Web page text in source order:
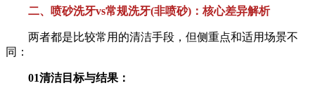
二、喷砂洗牙vs常规洗牙(非喷砂)：核心差异解析
两者都是比较常用的清洁手段，但侧重点和适用场景不
同：
01清洁目标与结果：